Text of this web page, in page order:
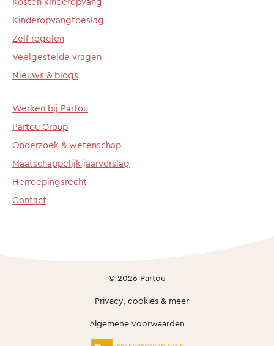
Kinderopvangtoeslag
Zelf regelen
Veelgestelde vragen
Nieuws & blogs
Werken bij Partou
Partou Group
Onderzoek & wetenschap
Maatschappelijk jaarverslag
Herroepingsrecht
Contact
© 2026 Partou
Privacy, cookies & meer
Algemene voorwaarden